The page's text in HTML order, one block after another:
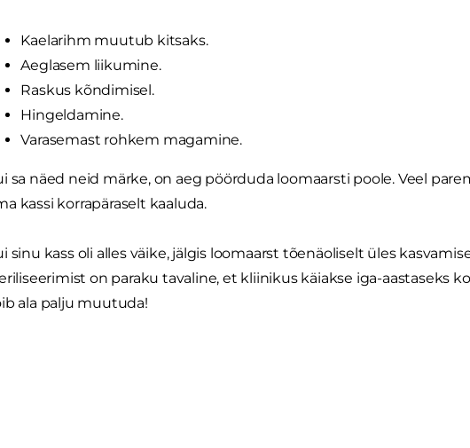
Kaelarihm muutub kitsaks.
Aeglasem liikumine.
Raskus kõndimisel.
Hingeldamine.
Varasemast rohkem magamine.
sa näed neid märke, on aeg pöörduda loomaarsti poole. Veel
kassi korrapäraselt kaaluda.
sinu kass oli alles väike, jälgis loomaarst tõenäoliselt üles
on paraku tavaline, et kliinikus käiakse iga-aastaseks
ala palju muutuda!